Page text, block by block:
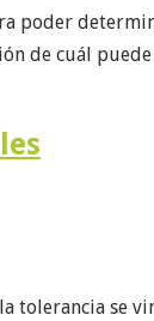
poder
de cuál
tolerancia se